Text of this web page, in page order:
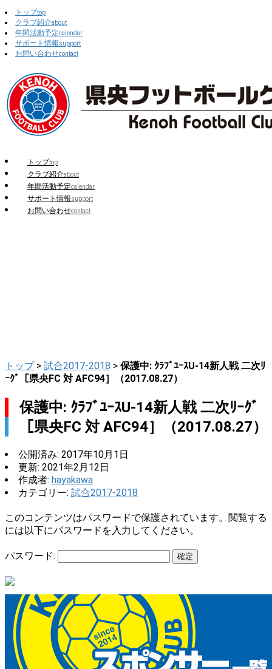
トップtop
クラブ紹介about
年間活動予定calendar
サポート情報support
お問い合わせcontact
トップtop
クラブ紹介about
年間活動予定calendar
サポート情報support
お問い合わせcontact
トップ> 試合2017-2018 > 保護中: ｸﾗﾌﾞﾕｰｽU-14新人戦 二次ﾘ
ｰｸﾞ［県央FC 対 AFC94］（2017.08.27）
保護中: ｸﾗﾌﾞﾕｰｽU-14新人戦 二次ﾘｰｸﾞ
［県央FC 対 AFC94］（2017.08.27）
公開済み: 2017年10月1日
更新: 2021年2月12日
作成者: hayakawa
カテゴリー: 試合2017-2018
このコンテンツはパスワードで保護されています。閲覧する
には以下にパスワードを入力してください。
パスワード: